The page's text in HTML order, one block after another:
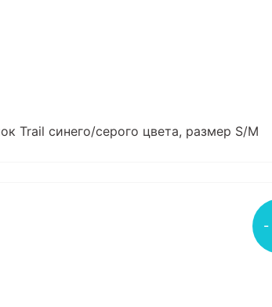
Trail синего/серого цвета, размер S/M
-